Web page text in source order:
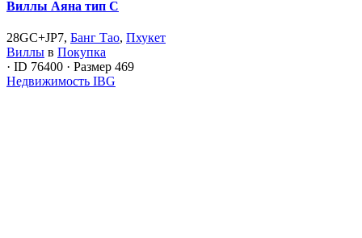
Виллы Аяна тип C
28GC+JP7, Банг Тао, Пхукет
Виллы в Покупка
· ID 76400 · Размер 469
Недвижимость IBG